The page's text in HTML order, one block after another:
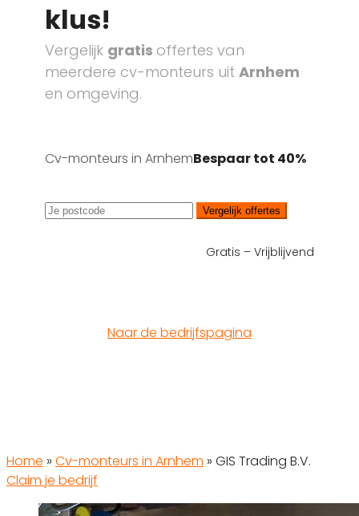
klus!
Vergelijk gratis offertes van
meerdere cv-monteurs uit Arnhem
en omgeving.
Cv-monteurs in ArnhemBespaar tot 40%
Vergelijk offertes
Gratis – Vrijblijvend
Naar de bedrijfspagina
Home » Cv-monteurs in Arnhem » GIS Trading B.V.
Claim je bedrijf